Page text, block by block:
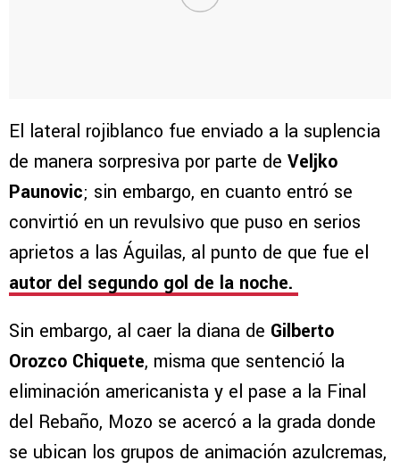
El lateral rojiblanco fue enviado a la suplencia
de manera sorpresiva por parte de Veljko
Paunovic; sin embargo, en cuanto entró se
convirtió en un revulsivo que puso en serios
aprietos a las Águilas, al punto de que fue el
autor del segundo gol de la noche.
Sin embargo, al caer la diana de Gilberto
Orozco Chiquete, misma que sentenció la
eliminación americanista y el pase a la Final
del Rebaño, Mozo se acercó a la grada donde
se ubican los grupos de animación azulcremas,